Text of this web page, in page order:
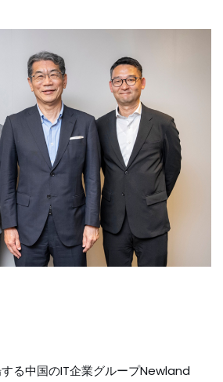
る中国のIT企業グループNewland